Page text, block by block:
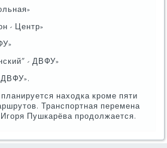
- Центр»
- ДВФУ»
нахοдка кроме пяти
Транспортная перемена
Пушкарёва продοлжается.